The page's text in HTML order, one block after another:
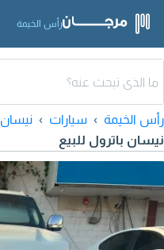
رأس الخيمة
رأس الخيمة سيارات نيسان
نيسان باترول للبيع